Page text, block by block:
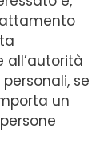
se
un